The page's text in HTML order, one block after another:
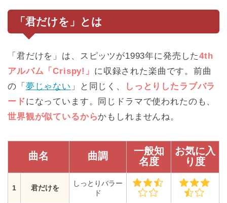
「君だけを 」とは
「君だけを」は、スピッツが1993年に発売した4th
アルバム「Crispy!」 に収録された楽曲です。前曲
の「 夢じゃない 」と同じく、
しっとりしたラブバラ
ードになっています。同じドラマで使われたのも、
世界観が似ているからかもしれませんね。
曲名 曲調
一般知
名度
お気に入
り度
1 君だけを
しっとりバラー
ド